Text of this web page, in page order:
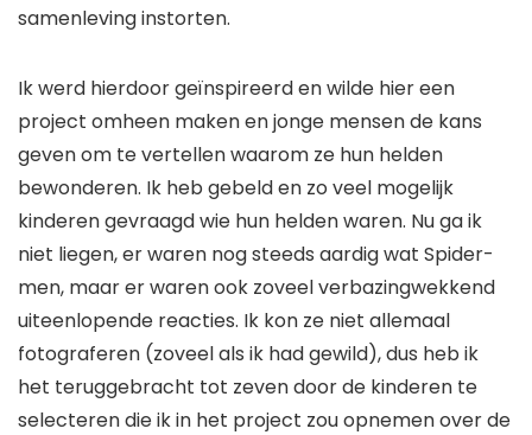
samenleving instorten.
Ik werd hierdoor geïnspireerd en wilde hier een
project omheen maken en jonge mensen de kans
geven om te vertellen waarom ze hun helden
bewonderen. Ik heb gebeld en zo veel mogelijk
kinderen gevraagd wie hun helden waren. Nu ga ik
niet liegen, er waren nog steeds aardig wat Spider-
men, maar er waren ook zoveel verbazingwekkend
uiteenlopende reacties. Ik kon ze niet allemaal
fotograferen (zoveel als ik had gewild), dus heb ik
het teruggebracht tot zeven door de kinderen te
selecteren die ik in het project zou opnemen over de